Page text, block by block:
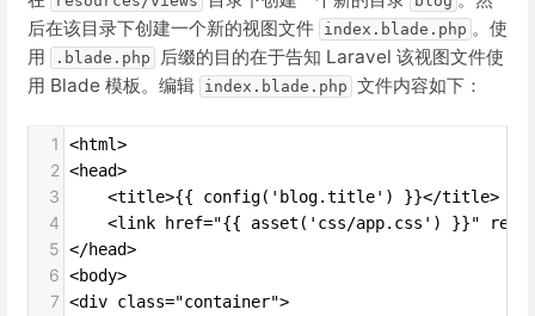
后在该目录下创建一个新的视图文件 index.blade.php 。使
用
.blade.php
后缀的目的在于告知 Laravel 该视图文件使
用 Blade 模板。编辑 index.blade.php 文件内容如下：
1 <html>
2 <head>
3
    <title>{{ config('blog.title') }}</title>
4
<link href="{{ asset('css/app.css') }}"
5 </head>
6 <body>
7 <div class="container">